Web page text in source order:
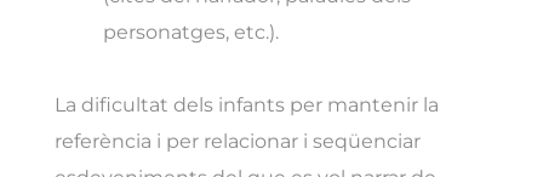
personatges, etc.).
La dificultat dels infants per mantenir la
referència i per relacionar i seqüenciar